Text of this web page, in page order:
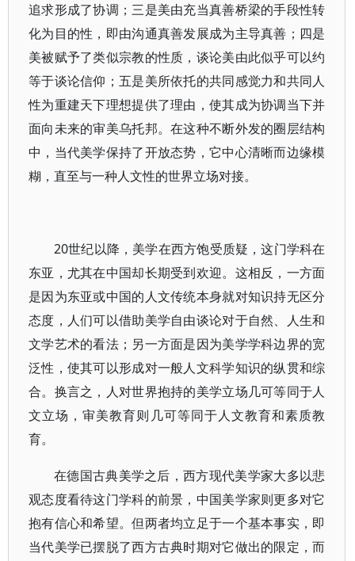
追求形成了协调；三是美由充当真善桥梁的手段性转
化为目的性，即由沟通真善发展成为主导真善；四是
美被赋予了类似宗教的性质，谈论美由此似乎可以约
等于谈论信仰；五是美所依托的共同感觉力和共同人
性为重建天下理想提供了理由，使其成为协调当下并
面向未来的审美乌托邦。在这种不断外发的圈层结构
中，当代美学保持了开放态势，它中心清晰而边缘模
糊，直至与一种人文性的世界立场对接。
20世纪以降，美学在西方饱受质疑，这门学科在
东亚，尤其在中国却长期受到欢迎。这相反，一方面
是因为东亚或中国的人文传统本身就对知识持无区分
态度，人们可以借助美学自由谈论对于自然、人生和
文学艺术的看法；另一方面是因为美学学科边界的宽
泛性，使其可以形成对一般人文科学知识的纵贯和综
合。换言之，人对世界抱持的美学立场几可等同于人
文立场，审美教育则几可等同于人文教育和素质教
育。
在德国古典美学之后，西方现代美学家大多以悲
观态度看待这门学科的前景，中国美学家则更多对它
抱有信心和希望。但两者均立足于一个基本事实，即
当代美学已摆脱了西方古典时期对它做出的限定，而